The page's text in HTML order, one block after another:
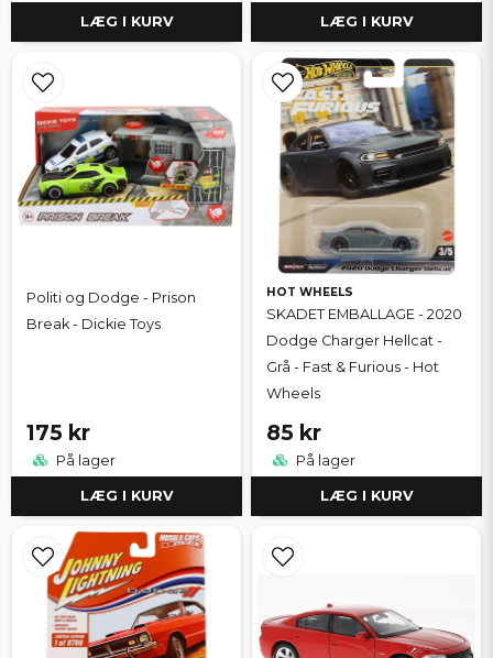
LÆG I KURV LÆG I KURV
Politi og Dodge - Prison
Break - Dickie Toys
175 kr
På lager
LÆG I KURV
HOT WHEELS
SKADET EMBALLAGE - 2020
Dodge Charger Hellcat -
Grå - Fast & Furious - Hot
Wheels
85 kr
På lager
LÆG I KURV